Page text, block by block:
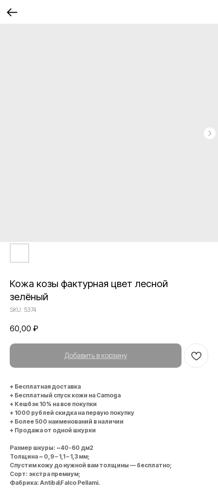
Кожа козы фактурная цвет лесной
зелёный
SKU: 5374
60,00 ₽
Добавить в корзину
+ Бесплатная доставка
+ Бесплатный спуск кожи на Camoga
+ Кешбэк 10% на все покупки
+ 1000 рублей скидка на первую покупку
+ Более 500 наименований в наличии
+ Продажа от одной шкурки
Размер шкуры: ~40-60 дм2
Толщина ~ 0,9 – 1,1 – 1,3 мм;
Спустим кожу до нужной вам толщины — бесплатно;
Сорт: экстра премиум;
Фабрика: Antiba\Falco Pellami.